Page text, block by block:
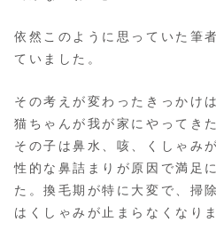
依然このように思っていた筆
ていました。
その考えが変わったきっかけ
猫ちゃんが我が家にやってき
その子は鼻水、咳、くしゃみ
性的な鼻詰まりが原因で満足
た。換毛期が特に大変で、掃
はくしゃみが止まらなくなりま